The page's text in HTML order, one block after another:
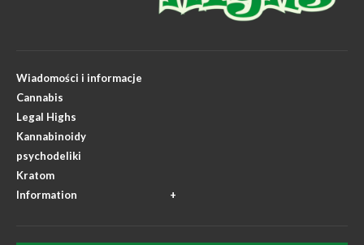
Wiadomości i informacje
Cannabis
Legal Highs
Kannabinoidy
psychodeliki
Kratom
Information